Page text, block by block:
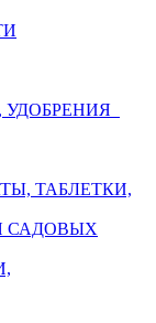
ТАБЛЕТКИ,
САДОВЫХ